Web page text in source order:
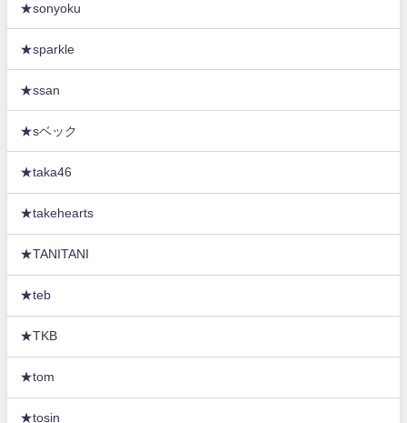
★sonyoku
★sparkle
★ssan
★sベック
★taka46
★takehearts
★TANITANI
★teb
★TKB
★tom
★tosin